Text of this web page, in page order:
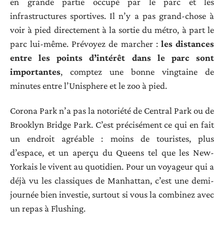
infrastructures sportives. Il n’y a pas grand-chose à
voir à pied directement à la sortie du métro, à part le
parc lui-même. Prévoyez de marcher : les distances
entre les points d’intérêt dans le parc sont
importantes, comptez une bonne vingtaine de
minutes entre l’Unisphere et le zoo à pied.
Corona Park n’a pas la notoriété de Central Park ou de
Brooklyn Bridge Park. C’est précisément ce qui en fait
un endroit agréable : moins de touristes, plus
d’espace, et un aperçu du Queens tel que les New-
Yorkais le vivent au quotidien. Pour un voyageur qui a
déjà vu les classiques de Manhattan, c’est une demi-
journée bien investie, surtout si vous la combinez avec
un repas à Flushing.